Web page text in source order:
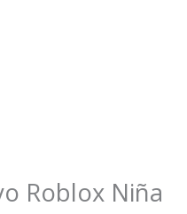
Roblox Niña